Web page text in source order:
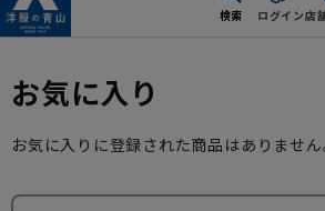
検索 ログイン店
お気に入り
お気に入りに登録された商品はありません